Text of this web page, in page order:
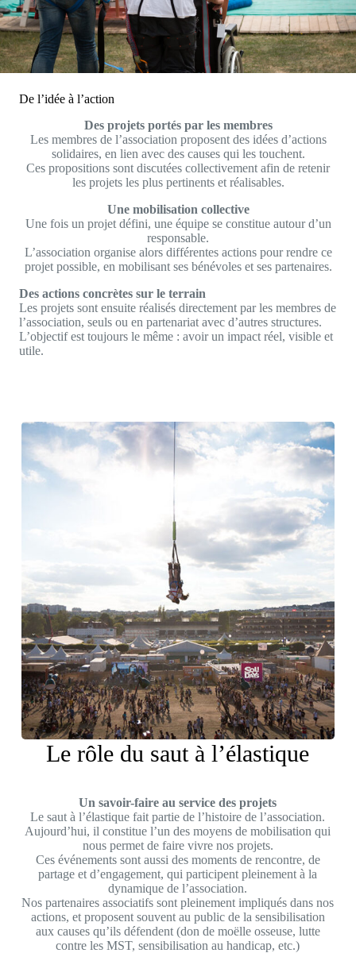
De l’idée à l’action
Des projets portés par les membres
Les membres de l’association proposent des idées d’actions
solidaires, en lien avec des causes qui les touchent.
Ces propositions sont discutées collectivement afin de retenir
les projets les plus pertinents et réalisables.
Une mobilisation collective
Une fois un projet défini, une équipe se constitue autour d’un
responsable.
L’association organise alors différentes actions pour rendre ce
projet possible, en mobilisant ses bénévoles et ses partenaires.
Des actions concrètes sur le terrain
Les projets sont ensuite réalisés directement par les membres de
l’association, seuls ou en partenariat avec d’autres structures.
L’objectif est toujours le même : avoir un impact réel, visible et
utile.
Le rôle du saut à l’élastique
Un savoir-faire au service des projets
Le saut à l’élastique fait partie de l’histoire de l’association.
Aujourd’hui, il constitue l’un des moyens de mobilisation qui
nous permet de faire vivre nos projets.
Ces événements sont aussi des moments de rencontre, de
partage et d’engagement, qui participent pleinement à la
dynamique de l’association.
Nos partenaires associatifs sont pleinement impliqués dans nos
actions, et proposent souvent au public de la sensibilisation
aux causes qu’ils défendent (don de moëlle osseuse, lutte
contre les MST, sensibilisation au handicap, etc.)